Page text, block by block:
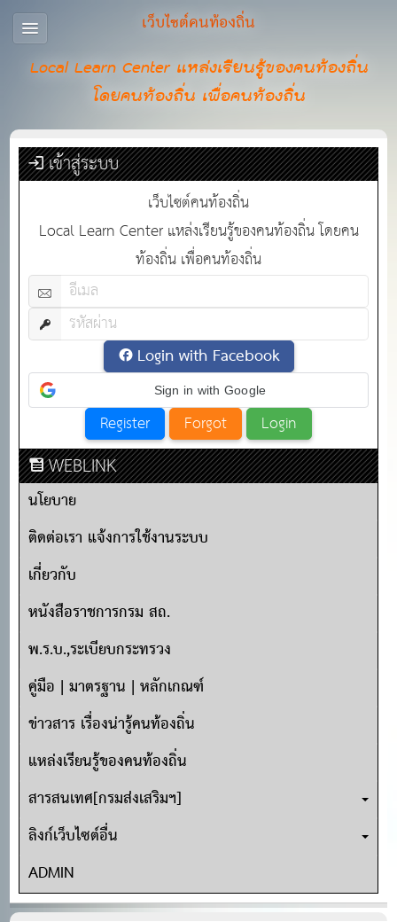
เว็บไซต์คนท้องถิ่น
Local Learn Center แหล่งเรียนรู้ของคนท้องถิ่น
โดยคนท้องถิ่น เพื่อคนท้องถิ่น
เข้าสู่ระบบ
เว็บไซต์คนท้องถิ่น
Local Learn Center แหล่งเรียนรู้ของคนท้องถิ่น โดยคน
ท้องถิ่น เพื่อคนท้องถิ่น
Login with Facebook
Sign in with Google
WEBLINK
นโยบาย
ติดต่อเรา แจ้งการใช้งานระบบ
เกี่ยวกับ
หนังสือราชการกรม สถ.
พ.ร.บ.,ระเบียบกระทรวง
คู่มือ | มาตรฐาน | หลักเกณฑ์
ข่าวสาร เรื่องน่ารู้คนท้องถิ่น
แหล่งเรียนรู้ของคนท้องถิ่น
สารสนเทศ[กรมส่งเสริมฯ]
ลิงก์เว็บไซต์อื่น
ADMIN